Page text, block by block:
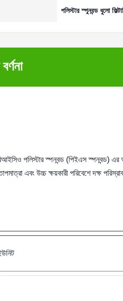
পলিস্টার স্পুনবন্ড ধুলো
পলিস্টার স্পনবন্ড (পিইএস স্পনবন্ড) এর
এবং উচ্চ ক্ষয়কারী পরিবেশে দক্ষ